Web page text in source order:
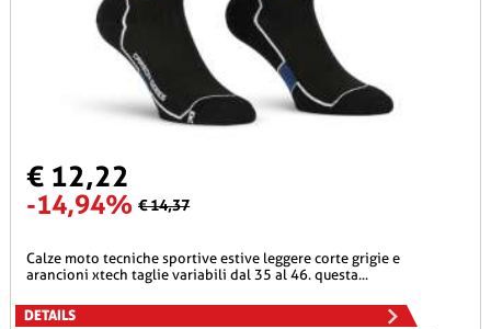
€ 12,22
-14,94% € 14,37
calze moto tecniche sportive estive leggere corte grigie e
arancioni xtech taglie variabili dal 35 al 46. questa...
DETAILS